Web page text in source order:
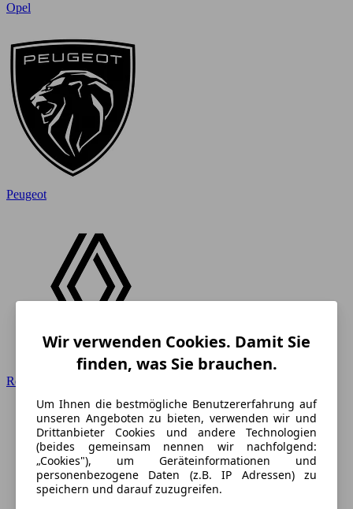
Opel
Peugeot
Renault
Wir verwenden Cookies. Damit Sie
finden, was Sie brauchen.
Um Ihnen die bestmögliche Benutzererfahrung auf
unseren Angeboten zu bieten, verwenden wir und
Drittanbieter Cookies und andere Technologien
(beides gemeinsam nennen wir nachfolgend:
„Cookies"), um Geräteinformationen und
personenbezogene Daten (z.B. IP Adressen) zu
speichern und darauf zuzugreifen.